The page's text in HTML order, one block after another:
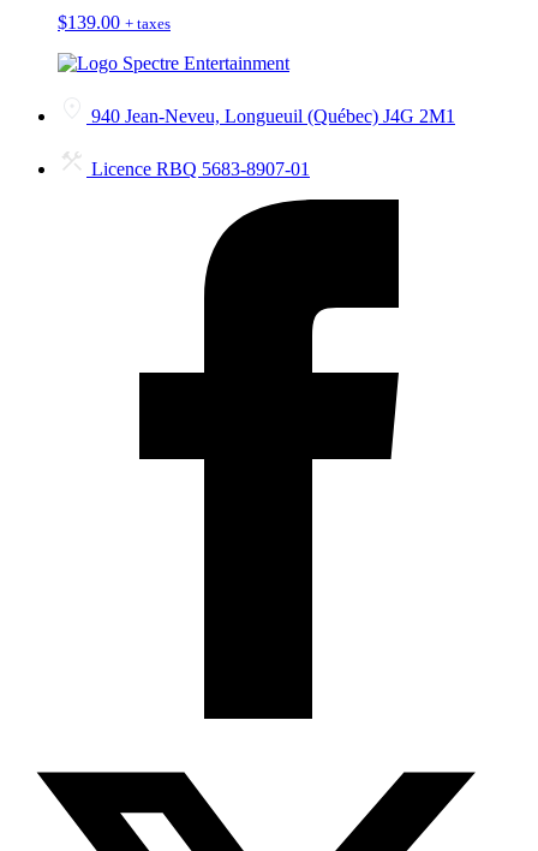
$139.00 + taxes
940 Jean-Neveu, Longueuil (Québec) J4G 2M1
Licence RBQ 5683-8907-01